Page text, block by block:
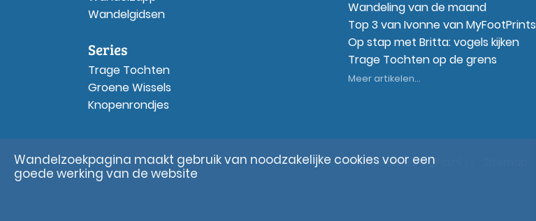
Wandelgidsen
Series
Trage Tochten
Groene Wissels
Knopenrondjes
Wandeling van de maand
Top 3 van Ivonne van MyFootPrints
Op stap met Britta: vogels kijken
Trage Tochten op de grens
Meer artikelen...
© Wandelzoekpagina.nl
Wandelzoekpagina maakt gebruik van noodzakelijke cookies voor een
goede werking van de website